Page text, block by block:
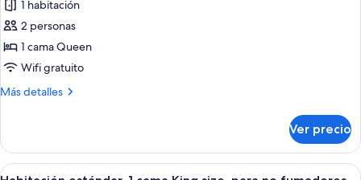
discapacitadas
con
acceso
personas
discapacitadas
fotos
de
Habitación
estándar,
1
size,
para
1 habitación
2 personas
1 cama Queen
Wifi gratuito
Más detalles
Más
estándar,
Ver precio
Abrir
Habitación de hotel con una cama